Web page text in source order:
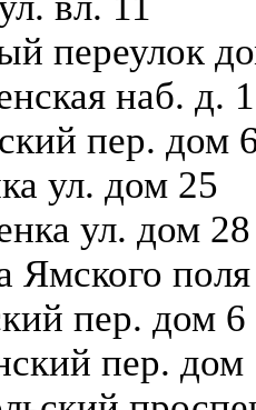
переулок
наб. д.
пер. дом
ул. дом 25
ул. дом 28
Ямского
пер. дом 6
пер. дом